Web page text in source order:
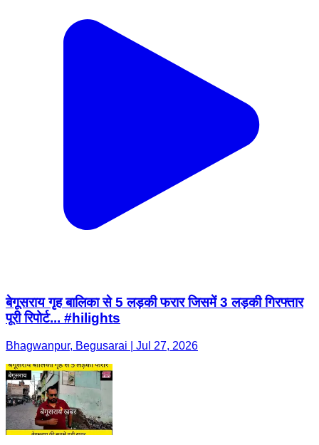
बेगूसराय गृह बालिका से 5 लड़की फरार जिसमें 3 लड़की गिरफ्तार
पूरी रिपोर्ट... #hilights
Bhagwanpur, Begusarai | Jul 27, 2026